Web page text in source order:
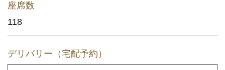
店舗用地に関するお問い合わせ
企業情報
座席数
118
デリバリー（宅配予約）